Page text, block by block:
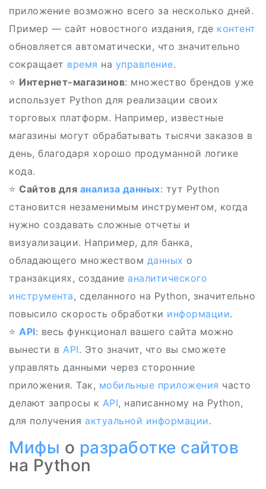
приложение возможно всего за несколько дней.
Пример — сайт новостного издания, где контент
обновляется автоматически, что значительно
сокращает время на управление.
⭐ Интернет-магазинов: множество брендов уже
использует Python для реализации своих
торговых платформ. Например, известные
магазины могут обрабатывать тысячи заказов в
день, благодаря хорошо продуманной логике
кода.
⭐ Сайтов для анализа данных: тут Python
становится незаменимым инструментом, когда
нужно создавать сложные отчеты и
визуализации. Например, для банка,
обладающего множеством данных о
транзакциях, создание аналитического
инструмента, сделанного на Python, значительно
повысило скорость обработки информации.
⭐ API: весь функционал вашего сайта можно
вынести в API. Это значит, что вы сможете
управлять данными через сторонние
приложения. Так, мобильные приложения часто
делают запросы к API, написанному на Python,
для получения актуальной информации.
Мифы о разработке сайтов
на Python